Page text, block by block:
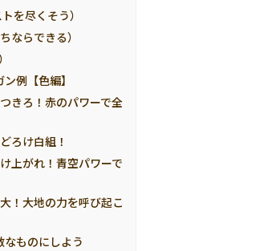
を尽くそう）
ならできる）
例【色編】
きろ！赤のパワーで全
ろけ白組！
上がれ！青空パワーで
！大地の力を呼び起こ
ものにしよう